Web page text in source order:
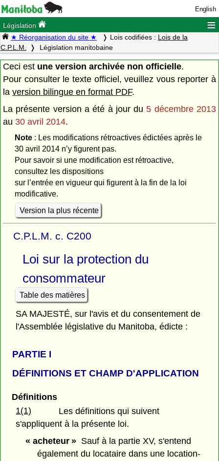
English
Législation ≡
★ Réorganisation du site ★ Lois codifiées : Lois de la
C.P.L.M.
Législation manitobaine
Ceci est une version archivée non officielle.
Pour consulter le texte officiel, veuillez vous reporter à
la version bilingue en format PDF.
La présente version a été à jour du 5 décembre 2013
au 30 avril 2014.
Note: Les modifications rétroactives édictées après le
30 avril 2014 n’y figurent pas.
Pour savoir si une modification est rétroactive,
consultez les dispositions
sur l’entrée en vigueur qui figurent à la fin de la loi
modificative.
Version la plus récente
C.P.L.M. c. C200
Loi sur la protection du
consommateur
Table des matières
SA MAJESTÉ, sur l'avis et du consentement de
l'Assemblée législative du Manitoba, édicte :
PARTIE I
DÉFINITIONS ET CHAMP D'APPLICATION
Définitions
1(1)
Les définitions qui suivent
s'appliquent à la présente loi.
« acheteur »Sauf à la partie XV, s'entend
également du locataire dans une location-